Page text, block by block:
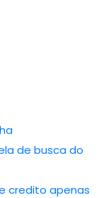
de busca do
credito apenas